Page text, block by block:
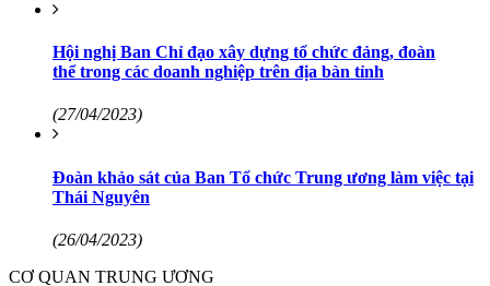
Hội nghị Ban Chỉ đạo xây dựng tổ chức đảng, đoàn
thể trong các doanh nghiệp trên địa bàn tỉnh
(27/04/2023)
Đoàn khảo sát của Ban Tổ chức Trung ương làm việc tại
Thái Nguyên
(26/04/2023)
CƠ QUAN TRUNG ƯƠNG